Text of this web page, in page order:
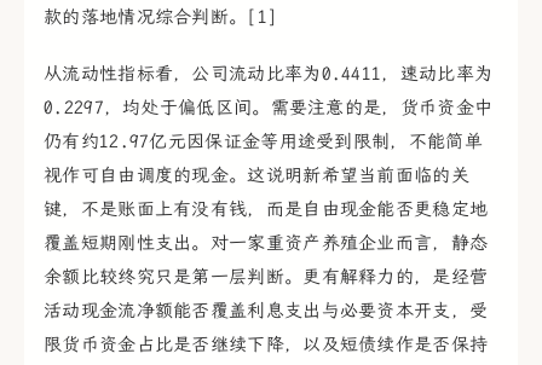
款的落地情况综合判断。[1]
从流动性指标看，公司流动比率为0.4411，速动比率为
0.2297，均处于偏低区间。需要注意的是，货币资金中
仍有约12.97亿元因保证金等用途受到限制，不能简单
视作可自由调度的现金。这说明新希望当前面临的关
键，不是账面上有没有钱，而是自由现金能否更稳定地
覆盖短期刚性支出。对一家重资产养殖企业而言，静态
余额比较终究只是第一层判断。更有解释力的，是经营
活动现金流净额能否覆盖利息支出与必要资本开支，受
限货币资金占比是否继续下降，以及短债续作是否保持